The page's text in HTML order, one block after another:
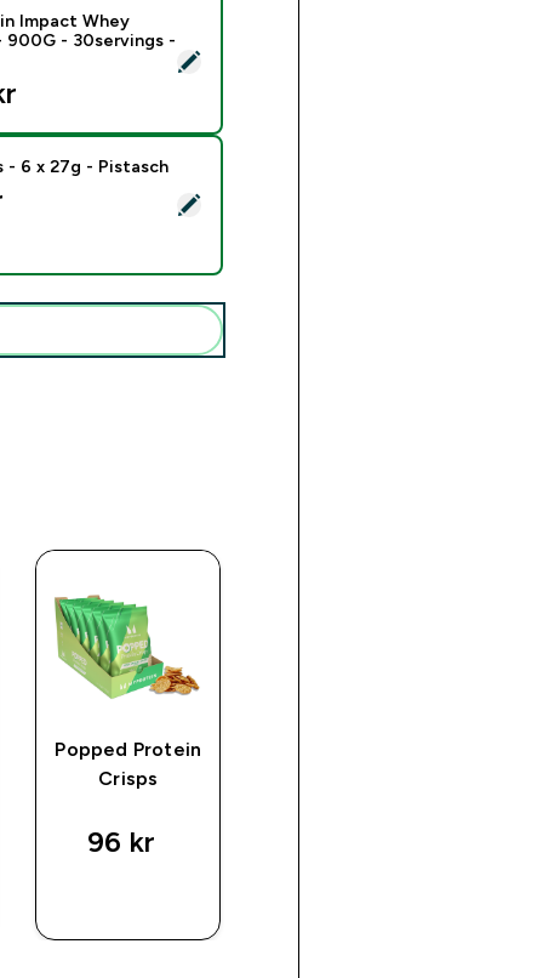
Myprotein Impact Whey Protein - 900G - 30servings - Vanilla
Impact Whey
900G - 30servings -
Pop Rolls - 6 x 27g - Pistasch
- 6 x 27g - Pistasch
Popped Protein
Crisps
96 kr‎